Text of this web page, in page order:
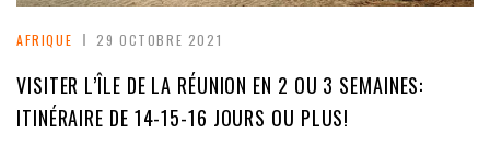
AFRIQUE 29 OCTOBRE 2021
VISITER L’ÎLE DE LA RÉUNION EN 2 OU 3 SEMAINES:
ITINÉRAIRE DE 14-15-16 JOURS OU PLUS!